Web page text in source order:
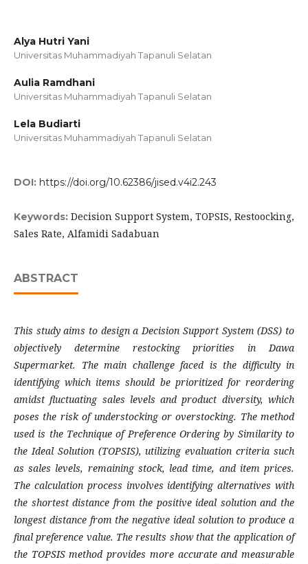
Alya Hutri Yani
Universitas Muhammadiyah Tapanuli Selatan
Aulia Ramdhani
Universitas Muhammadiyah Tapanuli Selatan
Lela Budiarti
Universitas Muhammadiyah Tapanuli Selatan
DOI: https://doi.org/10.62386/jised.v4i2.243
Keywords: Decision Support System, TOPSIS, Restoocking,
Sales Rate, Alfamidi Sadabuan
ABSTRACT
This study aims to design a Decision Support System (DSS) to
objectively determine restocking priorities in Dawa
Supermarket. The main challenge faced is the difficulty in
identifying which items should be prioritized for reordering
amidst fluctuating sales levels and product diversity, which
poses the risk of understocking or overstocking. The method
used is the Technique of Preference Ordering by Similarity to
the Ideal Solution (TOPSIS), utilizing evaluation criteria such
as sales levels, remaining stock, lead time, and item prices.
The calculation process involves identifying alternatives with
the shortest distance from the positive ideal solution and the
longest distance from the negative ideal solution to produce a
final preference value. The results show that the application of
the TOPSIS method provides more accurate and measurable